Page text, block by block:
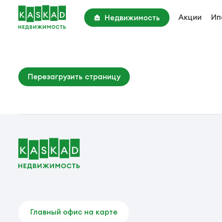
Недвижимость Акции
Академия Парк
Парк Апрель
Киевское шоссе, 25 км
Перезагрузить страницу
Главный офис на карте